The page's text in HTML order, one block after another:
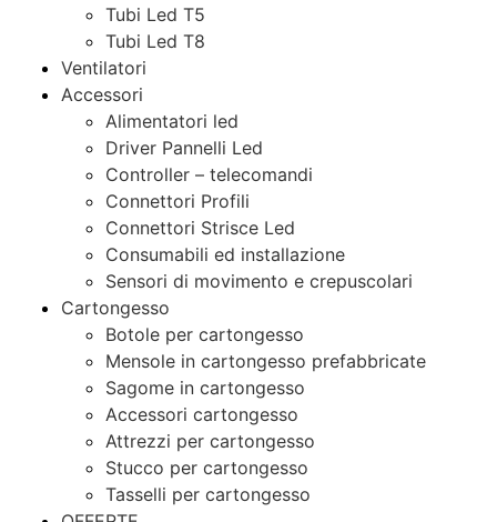
Tubi Led T5
Tubi Led T8
Ventilatori
Accessori
Alimentatori led
Driver Pannelli Led
Controller – telecomandi
Connettori Profili
Connettori Strisce Led
Consumabili ed installazione
Sensori di movimento e crepuscolari
Cartongesso
Botole per cartongesso
Mensole in cartongesso prefabbricate
Sagome in cartongesso
Accessori cartongesso
Attrezzi per cartongesso
Stucco per cartongesso
Tasselli per cartongesso